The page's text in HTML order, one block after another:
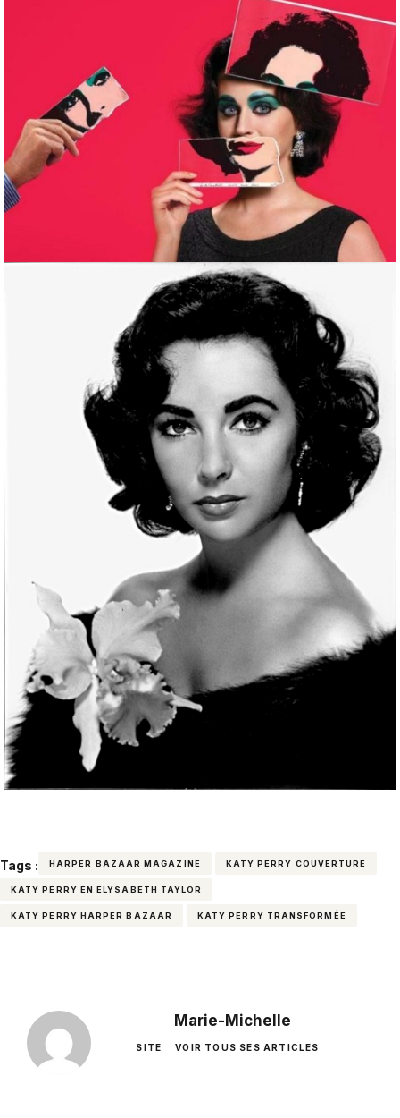
Tags : HARPER BAZAAR MAGAZINE KATY PERRY COUVERTURE
KATY PERRY EN ELYSABETH TAYLOR
KATY PERRY HARPER BAZAAR KATY PERRY TRANSFORMÉE
Marie-Michelle
SITE VOIR TOUS SES ARTICLES